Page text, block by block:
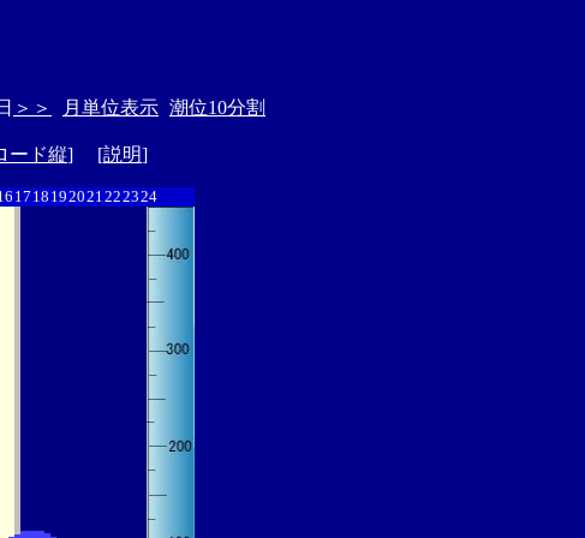
＞＞ 月単位表示 潮位10分割
ード縦] [説明]
17 18 192021222324